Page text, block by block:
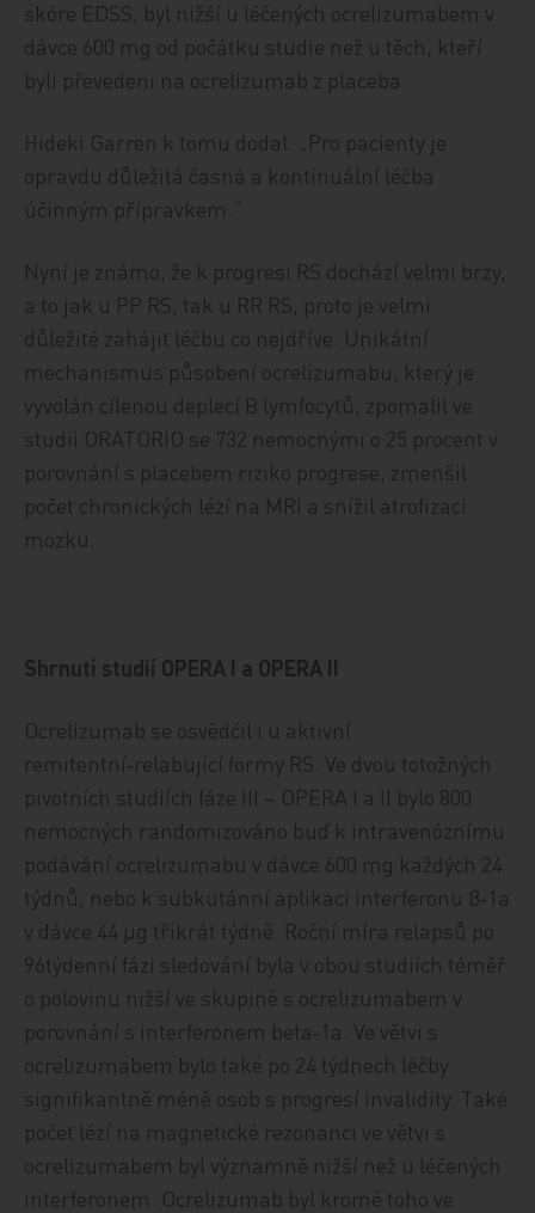
skóre EDSS, byl nižší u léčených ocrelizumabem v
dávce 600 mg od počátku studie než u těch, kteří
byli převedeni na ocrelizumab z placeba.
Hideki Garren k tomu dodal: „Pro pacienty je
opravdu důležitá časná a kontinuální léčba
účinným přípravkem.“
Nyní je známo, že k progresi RS dochází velmi brzy,
a to jak u PP RS, tak u RR RS, proto je velmi
důležité zahájit léčbu co nejdříve. Unikátní
mechanismus působení ocrelizumabu, který je
vyvolán cílenou deplecí B lymfocytů, zpomalil ve
studii ORATORIO se 732 nemocnými o 25 procent v
porovnání s placebem riziko progrese, zmenšil
počet chronických lézí na MRI a snížil atrofizaci
mozku.
Shrnutí studií OPERA I a OPERA II
Ocrelizumab se osvědčil i u aktivní
remitentní‑relabující formy RS. Ve dvou totožných
pivotních studiích fáze III – OPERA I a II bylo 800
nemocných randomizováno buď k intravenóznímu
podávání ocrelizumabu v dávce 600 mg každých 24
týdnů, nebo k subkutánní aplikaci interferonu β‑1a
v dávce 44 μg třikrát týdně. Roční míra relapsů po
96týdenní fázi sledování byla v obou studiích téměř
o polovinu nižší ve skupině s ocrelizumabem v
porovnání s interferonem beta‑1a. Ve větvi s
ocrelizumabem bylo také po 24 týdnech léčby
signifikantně méně osob s progresí invalidity. Také
počet lézí na magnetické rezonanci ve větvi s
ocrelizumabem byl významně nižší než u léčených
interferonem. Ocrelizumab byl kromě toho ve